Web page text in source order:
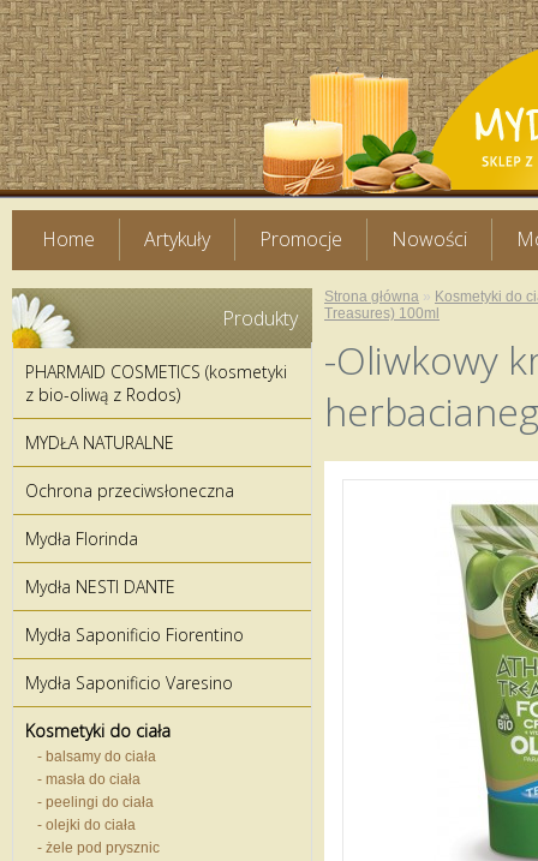
Home Artykuły Promocje Nowości
Produkty
PHARMAID COSMETICS (kosmetyki
z bio-oliwą z Rodos)
MYDŁA NATURALNE
Ochrona przeciwsłoneczna
Mydła Florinda
Mydła NESTI DANTE
Mydła Saponificio Fiorentino
Mydła Saponificio Varesino
Kosmetyki do ciała
- balsamy do ciała
- masła do ciała
- peelingi do ciała
- olejki do ciała
- żele pod prysznic
Strona główna » Kosmetyki do
Treasures) 100ml
-Oliwkowy